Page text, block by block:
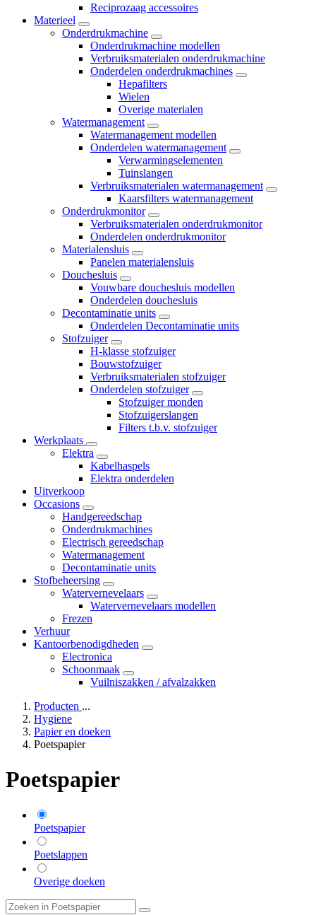
Reciprozaag accessoires
Materieel
Onderdrukmachine
Onderdrukmachine modellen
Verbruiksmaterialen onderdrukmachine
Onderdelen onderdrukmachines
Hepafilters
Wielen
Overige materialen
Watermanagement
Watermanagement modellen
Onderdelen watermanagement
Verwarmingselementen
Tuinslangen
Verbruiksmaterialen watermanagement
Kaarsfilters watermanagement
Onderdrukmonitor
Verbruiksmaterialen onderdrukmonitor
Onderdelen onderdrukmonitor
Materialensluis
Panelen materialensluis
Douchesluis
Vouwbare douchesluis modellen
Onderdelen douchesluis
Decontaminatie units
Onderdelen Decontaminatie units
Stofzuiger
H-klasse stofzuiger
Bouwstofzuiger
Verbruiksmaterialen stofzuiger
Onderdelen stofzuiger
Stofzuiger monden
Stofzuigerslangen
Filters t.b.v. stofzuiger
Werkplaats
Elektra
Kabelhaspels
Elektra onderdelen
Uitverkoop
Occasions
Handgereedschap
Onderdrukmachines
Electrisch gereedschap
Watermanagement
Decontaminatie units
Stofbeheersing
Watervernevelaars
Watervernevelaars modellen
Frezen
Verhuur
Kantoorbenodigdheden
Electronica
Schoonmaak
Vuilniszakken / afvalzakken
Producten ...
Hygiene
Papier en doeken
Poetspapier
Poetspapier
Poetspapier
Poetslappen
Overige doeken